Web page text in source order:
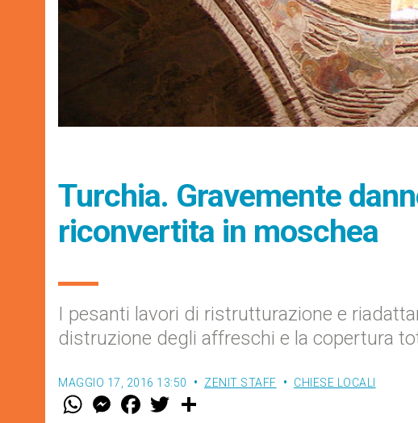
Turchia. Gravemente
riconvertita in moschea
I pesanti lavori di ristrutturazione e
distruzione degli affreschi e la copertura
MAGGIO 17, 2016 13:50 ZENIT STAFF CHIESE LOCALI
W M
e
F
a w